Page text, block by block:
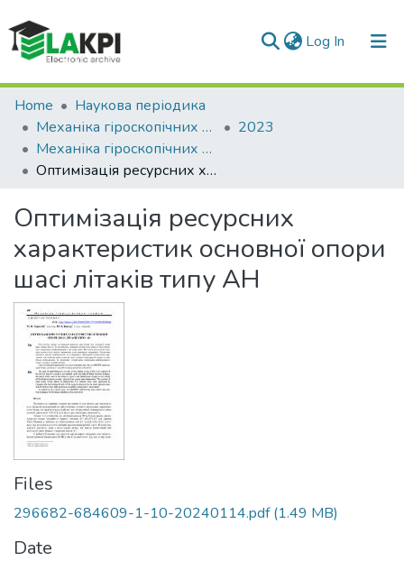
Log In (current)
Communities & Collections
All of DSpace
Statistics
Home
Наукова періодика
Механіка гіроскопічних систем
2023
Механіка гіроскопічних систем: науково-технічний збірник, Вип. 45
Оптимізація ресурсних характеристик основної опори шасі літаків типу АН
Оптимізація ресурсних
характеристик основної опори
шасі літаків типу АН
Files
296682-684609-1-10-20240114.pdf(1.49 MB)
Date